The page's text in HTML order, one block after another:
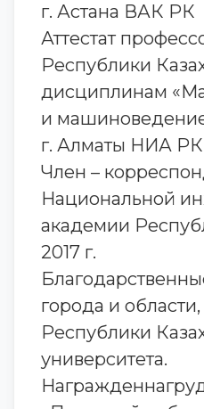
г. Астана ВАК РК
Аттестат
Республики
дисциплинам
и
г. Алматы НИА РК
Член –
Национальной
академии
2017 г.
города и
Республики
университета.